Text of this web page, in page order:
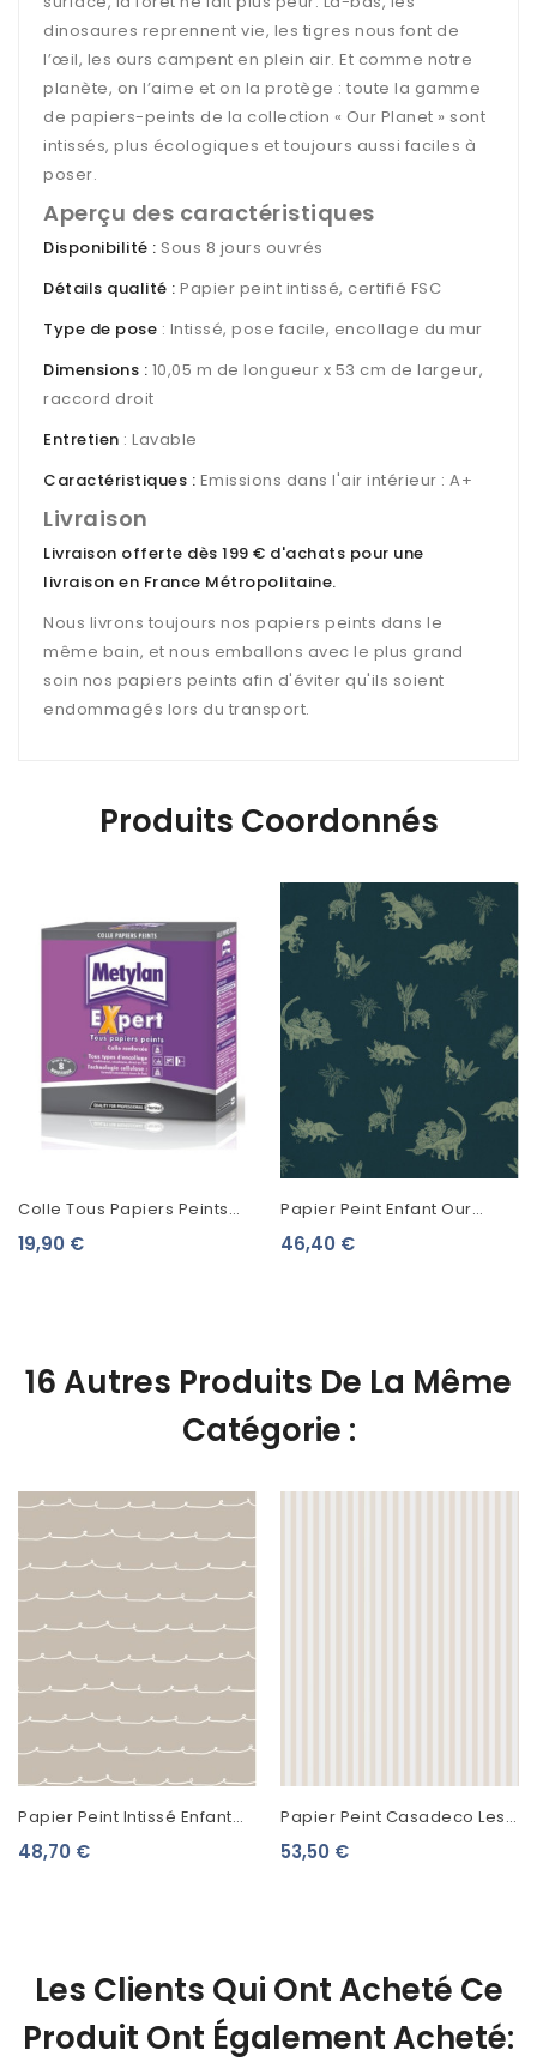
dinosaures reprennent vie, les tigres nous font de
l’œil, les ours campent en plein air. Et comme notre
planète, on l’aime et on la protège : toute la gamme
de papiers-peints de la collection « Our Planet » sont
intissés, plus écologiques et toujours aussi faciles à
poser.
Aperçu des caractéristiques
Disponibilité : Sous 8 jours ouvrés
Détails qualité : Papier peint intissé, certifié FSC
Type de pose : Intissé, pose facile, encollage du mur
Dimensions : 10,05 m de longueur x 53 cm de largeur,
raccord droit
Entretien : Lavable
Caractéristiques : Emissions dans l'air intérieur : A+
Livraison
Livraison offerte dès 199 € d'achats pour une
livraison en France Métropolitaine.
Nous livrons toujours nos papiers peints dans le
même bain, et nous emballons avec le plus grand
soin nos papiers peints afin d'éviter qu'ils soient
endommagés lors du transport.
Produits Coordonnés
Colle Tous Papiers Peints
Metylan Expert
19,90 €
Papier Peint Enfant Our
Planet Caselio Jurassic
46,40 €
16 Autres Produits De La Même
Catégorie :
Papier Peint Intissé Enfant
Lutèce Imagine Wiggle Line
48,70 €
Papier Peint Casadeco Les
Rayures Little World Beige
53,50 €
Les Clients Qui Ont Acheté Ce
Produit Ont Également Acheté: